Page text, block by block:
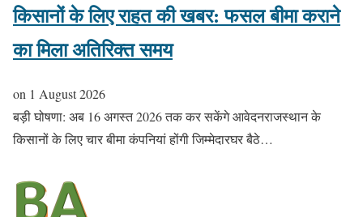
किसानों के लिए राहत की खबर: फसल बीमा कराने
का मिला अतिरिक्त समय
on 1 August 2026
बड़ी घोषणा: अब 16 अगस्त 2026 तक कर सकेंगे आवेदनराजस्थान के
किसानों के लिए चार बीमा कंपनियां होंगी जिम्मेदारघर बैठे…